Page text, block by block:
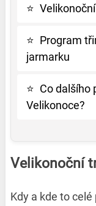
⭐
⭐ Program
jarmarku
⭐ Co dalšího
Velikonoce?
Velikonoční
Kdy a kde to celé